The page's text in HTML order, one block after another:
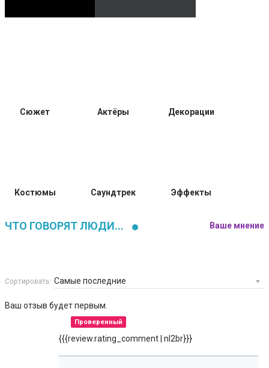
Сюжет Актёры Декорации
Костюмы Саундтрек Эффекты
ЧТО ГОВОРЯТ ЛЮДИ... Ваше мнение
Сортировать:
Ваш отзыв будет первым.
Проверенный
{{{review.rating_comment | nl2br}}}